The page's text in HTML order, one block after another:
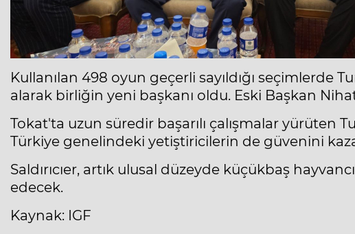
Kullanılan 498 oyun geçerli sayıldığı seçimlerde
alarak birliğin yeni başkanı oldu. Eski Başkan
Tokat'ta uzun süredir başarılı çalışmalar yürüten
Türkiye genelindeki yetiştiricilerin de güvenini
Saldırıcıer, artık ulusal düzeyde küçükbaş
edecek.
Kaynak: IGF